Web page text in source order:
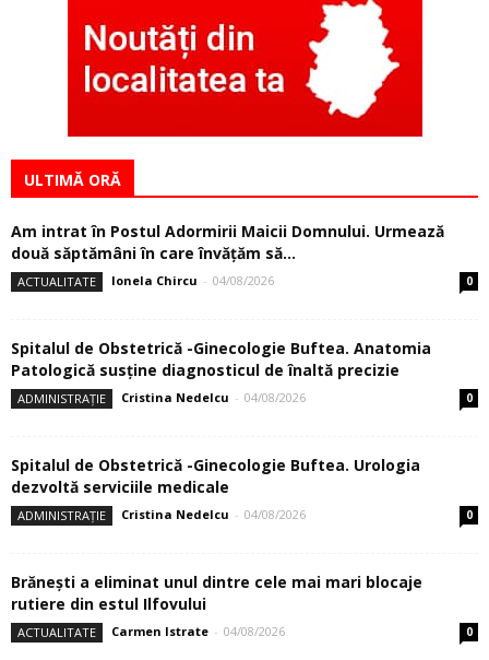
ULTIMĂ ORĂ
Am intrat în Postul Adormirii Maicii Domnului. Urmează
două săptămâni în care învăţăm să...
ACTUALITATE Ionela Chircu - 04/08/2026 0
Spitalul de Obstetrică -Ginecologie Buftea. Anatomia
Patologică susţine diagnosticul de înaltă precizie
ADMINISTRAȚIE Cristina Nedelcu - 04/08/2026 0
Spitalul de Obstetrică -Ginecologie Buftea. Urologia
dezvoltă serviciile medicale
ADMINISTRAȚIE Cristina Nedelcu - 04/08/2026 0
Brănești a eliminat unul dintre cele mai mari blocaje
rutiere din estul Ilfovului
ACTUALITATE Carmen Istrate - 04/08/2026 0